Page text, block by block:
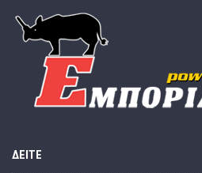
ΔΕΊΤΕ